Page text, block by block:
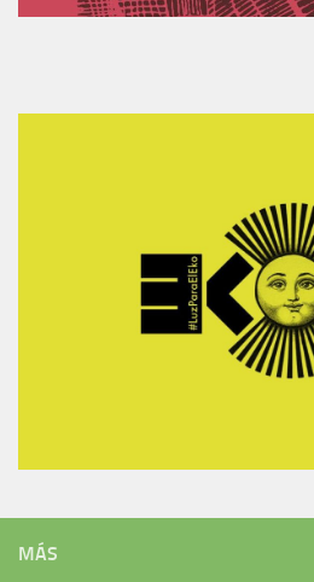
MÁS